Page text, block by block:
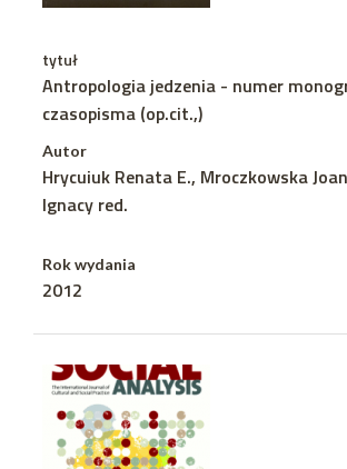
tytuł
Antropologia jedzenia - numer
czasopisma (op.cit.,)
Autor
Hrycuiuk Renata E., Mroczkowska
Ignacy red.
Rok wydania
2012